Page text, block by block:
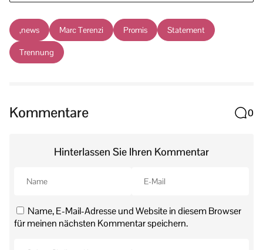
,news Marc Terenzi Promis Statement
Trennung
Kommentare 0
Hinterlassen Sie Ihren Kommentar
Name, E-Mail-Adresse und Website in diesem Browser
für meinen nächsten Kommentar speichern.